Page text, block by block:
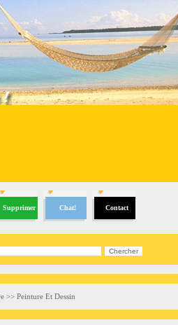
Supprimer Chat! Contact
>> Peinture Et Dessin